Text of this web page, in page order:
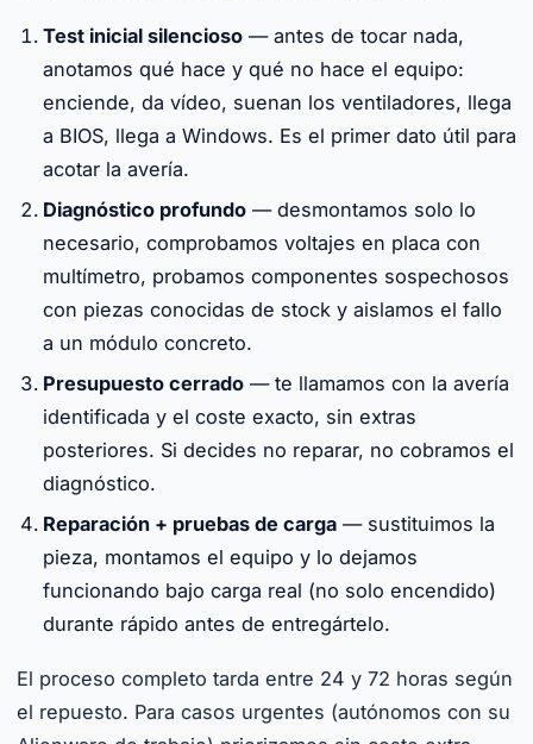
Test inicial silencioso — antes de tocar nada,
anotamos qué hace y qué no hace el equipo:
enciende, da vídeo, suenan los ventiladores, llega
a BIOS, llega a Windows. Es el primer dato útil para
acotar la avería.
Diagnóstico profundo — desmontamos solo lo
necesario, comprobamos voltajes en placa con
multímetro, probamos componentes sospechosos
con piezas conocidas de stock y aislamos el fallo
a un módulo concreto.
Presupuesto cerrado — te llamamos con la avería
identificada y el coste exacto, sin extras
posteriores. Si decides no reparar, no cobramos el
diagnóstico.
Reparación + pruebas de carga — sustituimos la
pieza, montamos el equipo y lo dejamos
funcionando bajo carga real (no solo encendido)
durante rápido antes de entregártelo.
El proceso completo tarda entre 24 y 72 horas según
el repuesto. Para casos urgentes (autónomos con su